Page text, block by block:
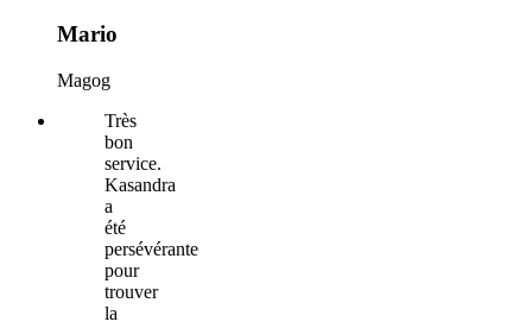
Mario
Magog
Très
bon
service.
Kasandra
a
été
persévérante
pour
trouver
la